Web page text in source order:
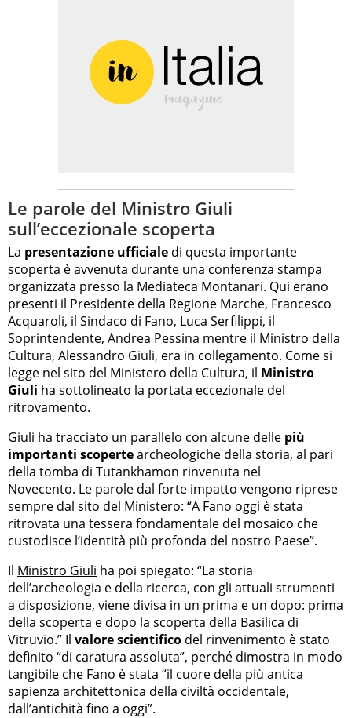
Le parole del Ministro Giuli
sull’eccezionale scoperta
La presentazione ufficiale di questa importante
scoperta è avvenuta durante una conferenza stampa
organizzata presso la Mediateca Montanari. Qui erano
presenti il Presidente della Regione Marche, Francesco
Acquaroli, il Sindaco di Fano, Luca Serfilippi, il
Soprintendente, Andrea Pessina mentre il Ministro della
Cultura, Alessandro Giuli, era in collegamento. Come si
legge nel sito del Ministero della Cultura, il Ministro
Giuli ha sottolineato la portata eccezionale del
ritrovamento.
Giuli ha tracciato un parallelo con alcune delle più
importanti scopertearcheologiche della storia, al pari
della tomba di Tutankhamon rinvenuta nel
Novecento. Le parole dal forte impatto vengono riprese
sempre dal sito del Ministero: “A Fano oggi è stata
ritrovata una tessera fondamentale del mosaico che
custodisce l’identità più profonda del nostro Paese”.
Il Ministro Giuli ha poi spiegato: “La storia
dell’archeologia e della ricerca, con gli attuali strumenti
a disposizione, viene divisa in un prima e un dopo: prima
della scoperta e dopo la scoperta della Basilica di
Vitruvio.” Il valore scientifico del rinvenimento è stato
definito “di caratura assoluta”, perché dimostra in modo
tangibile che Fano è stata “il cuore della più antica
sapienza architettonica della civiltà occidentale,
dall’antichità fino a oggi”.